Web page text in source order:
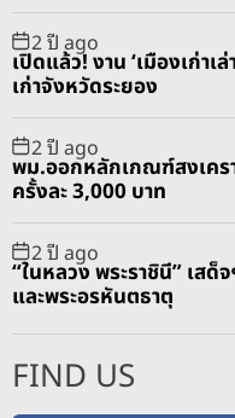
2 ปี ago
เปิดแล้ว! งาน ‘เมืองเก่าเ
เก่าจังหวัดระยอง
2 ปี ago
พม.ออกหลักเกณฑ์สงเคร
ครั้งละ 3,000 บาท
2 ปี ago
“ในหลวง พระราชินี” เสด็
และพระอรหันตธาตุ
FIND US